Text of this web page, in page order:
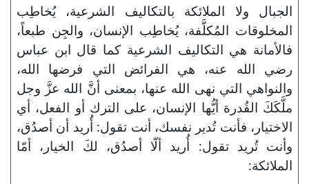
الجبال ولا الملائكة بالتكاليف الشرعية، يُخاطِب
المخلوقات المُكلَّفة، يُخاطِب الإنسان، والجِن طبعاً،
فالأمانة هي التكاليف الشرعية كما قال ابن عباس
رضي الله عنه، هي الفرائض التي فرضها الله،
والنواهي التي نهى الله عنها، بمعنى أنَّ الله عزَّ وجل
ملَّكَكَ القُدرة أيُّها الإنسان، على الترك أو الفعل، أي
الاختيار، فأنت تُدير نفسك، أنت تقول: أُريد أن أصدُق،
وأنت تُريد تقول: أُريد ألّا أصدُق، لكَ الخيار، أمّا
الملائكة: